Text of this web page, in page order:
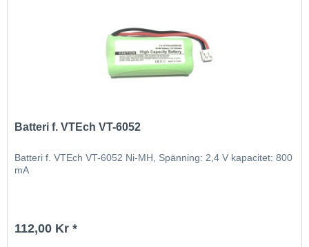
Batteri f. VTEch VT-6052
Batteri f. VTEch VT-6052 Ni-MH, Spänning: 2,4 V kapacitet: 800
mA
112,00 Kr *